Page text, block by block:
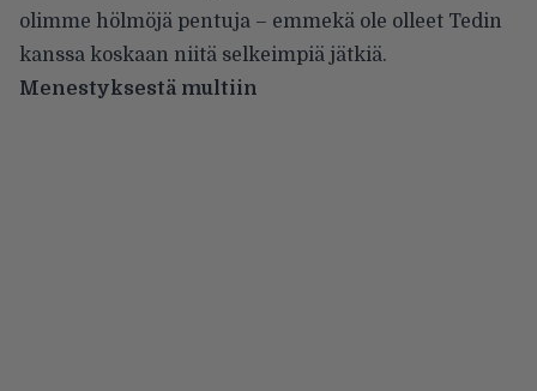
olimme hölmöjä pentuja – emmekä ole olleet Tedin
kanssa koskaan niitä selkeimpiä jätkiä.
Menestyksestä multiin